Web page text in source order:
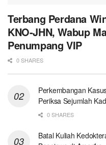
Terbang Perdana
KNO-JHN, Wabup
Penumpang VIP
0 SHARES
Perkembangan
Periksa Sejumlah
0 SHARES
Batal Kuliah